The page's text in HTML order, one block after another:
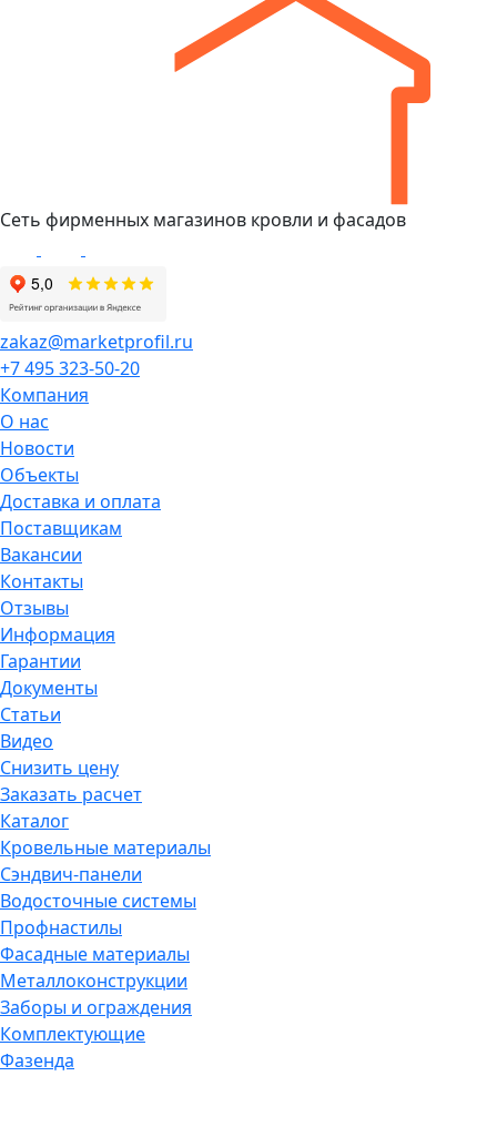
Сеть фирменных магазинов кровли и фасадов
zakaz@marketprofil.ru
+7 495 323-50-20
Компания
О нас
Новости
Объекты
Доставка и оплата
Поставщикам
Вакансии
Контакты
Отзывы
Информация
Гарантии
Документы
Статьи
Видео
Снизить цену
Заказать расчет
Каталог
Кровельные материалы
Сэндвич-панели
Водосточные системы
Профнастилы
Фасадные материалы
Металлоконструкции
Заборы и ограждения
Комплектующие
Фазенда